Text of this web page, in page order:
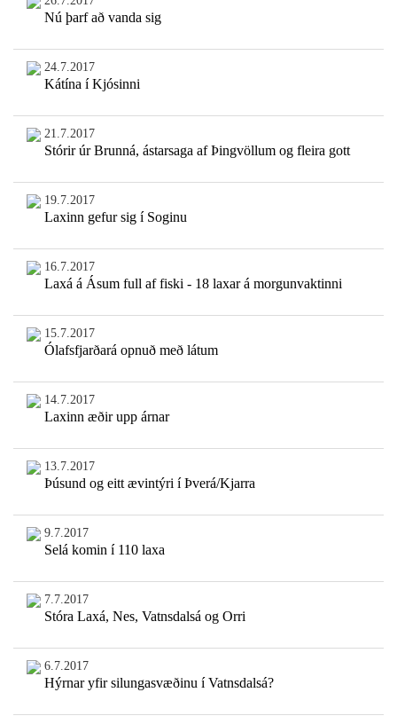
Nú þarf að vanda sig
24.7.2017
Kátína í Kjósinni
21.7.2017
Stórir úr Brunná, ástarsaga af Þingvöllum og fleira gott
19.7.2017
Laxinn gefur sig í Soginu
16.7.2017
Laxá á Ásum full af fiski - 18 laxar á morgunvaktinni
15.7.2017
Ólafsfjarðará opnuð með látum
14.7.2017
Laxinn æðir upp árnar
13.7.2017
Þúsund og eitt ævintýri í Þverá/Kjarra
9.7.2017
Selá komin í 110 laxa
7.7.2017
Stóra Laxá, Nes, Vatnsdalsá og Orri
6.7.2017
Hýrnar yfir silungasvæðinu í Vatnsdalsá?